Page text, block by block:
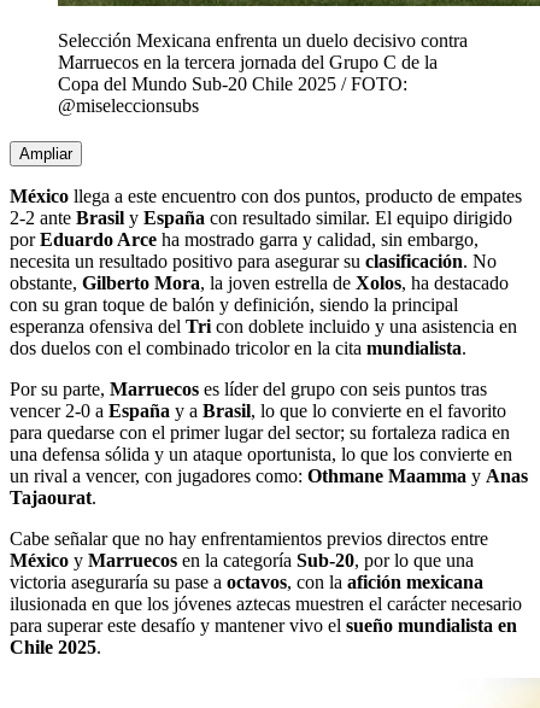
Selección Mexicana enfrenta un duelo decisivo contra
Marruecos en la tercera jornada del Grupo C de la
Copa del Mundo Sub-20 Chile 2025 / FOTO:
@miseleccionsubs
Ampliar
México llega a este encuentro con dos puntos, producto de empates
2-2 ante Brasil y España con resultado similar. El equipo dirigido
porEduardo Arce ha mostrado garra y calidad, sin embargo,
necesita un resultado positivo para asegurar su clasificación. No
obstante, Gilberto Mora, la joven estrella de Xolos, ha destacado
con su gran toque de balón y definición, siendo la principal
esperanza ofensiva del Tri con doblete incluido y una asistencia en
dos duelos con el combinado tricolor en la cita mundialista.
Por su parte, Marruecos es líder del grupo con seis puntos tras
vencer 2-0 a España y a Brasil, lo que lo convierte en el favorito
para quedarse con el primer lugar del sector; su fortaleza radica en
una defensa sólida y un ataque oportunista, lo que los convierte en
un rival a vencer, con jugadores como: Othmane Maamma y Anas
Tajaourat.
Cabe señalar que no hay enfrentamientos previos directos entre
México y Marruecos en la categoría Sub-20, por lo que una
victoria aseguraría su pase a octavos, con la afición mexicana
ilusionada en que los jóvenes aztecas muestren el carácter necesario
para superar este desafío y mantener vivo el sueño mundialista en
Chile 2025.